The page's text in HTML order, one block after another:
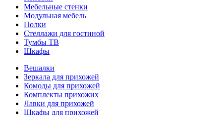
Мебельные стенки
Модульная мебель
Полки
Стеллажи для гостиной
Тумбы ТВ
Шкафы
Вешалки
Зеркала для прихожей
Комоды для прихожей
Комплекты прихожих
Лавки для прихожей
Шкафы для прихожей